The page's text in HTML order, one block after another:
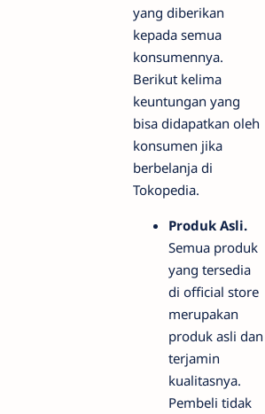
yang diberikan
kepada semua
konsumennya.
Berikut kelima
keuntungan yang
bisa didapatkan oleh
konsumen jika
berbelanja di
Tokopedia.
Produk Asli.
Semua produk
yang tersedia
di official store
merupakan
produk asli dan
terjamin
kualitasnya.
Pembeli tidak